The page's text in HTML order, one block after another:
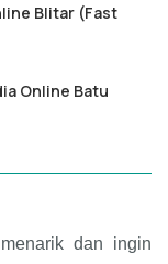
Blitar (Fast
Online Batu
dan ingin